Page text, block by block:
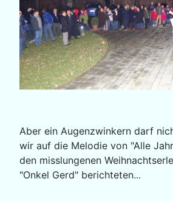
Aber ein Augenzwinkern darf
wir auf die Melodie von "Alle
den misslungenen
"Onkel Gerd" berichteten...